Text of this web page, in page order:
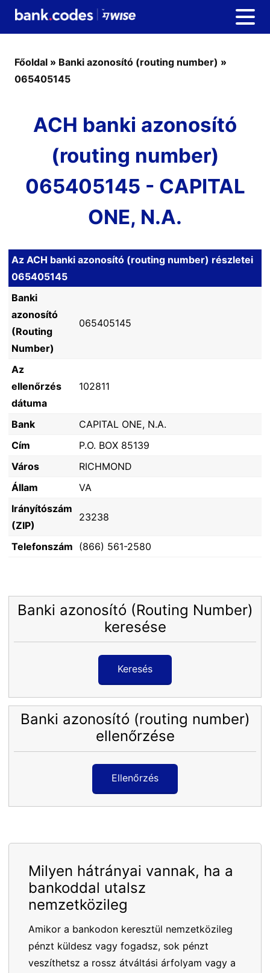
Főoldal » Banki azonosító (routing number) »
065405145
ACH banki azonosító
(routing number)
065405145 - CAPITAL
ONE, N.A.
Az ACH banki azonosító (routing number) részletei
065405145
Banki
azonosító
(Routing
Number)
065405145
Az
ellenőrzés
dátuma
102811
Bank
CAPITAL ONE, N.A.
Cím
P.O. BOX 85139
Város
RICHMOND
Állam
VA
Irányítószám
(ZIP)
23238
Telefonszám (866) 561-2580
Banki azonosító (Routing Number)
keresése
Keresés
Banki azonosító (routing number)
ellenőrzése
Ellenőrzés
Milyen hátrányai vannak, ha a
bankoddal utalsz
nemzetközileg
Amikor a bankodon keresztül nemzetközileg
pénzt küldesz vagy fogadsz, sok pénzt
veszíthetsz a rossz átváltási árfolyam vagy a